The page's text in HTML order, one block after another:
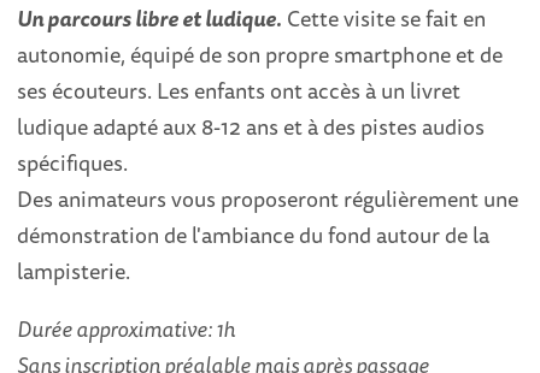
Un parcours libre et ludique. Cette visite se fait en
autonomie, équipé de son propre smartphone et de
ses écouteurs. Les enfants ont accès à un livret
ludique adapté aux 8-12 ans et à des pistes audios
spécifiques.
Des animateurs vous proposeront régulièrement une
démonstration de l'ambiance du fond autour de la
lampisterie.
Durée approximative: 1h
Sans inscription préalable mais après passage